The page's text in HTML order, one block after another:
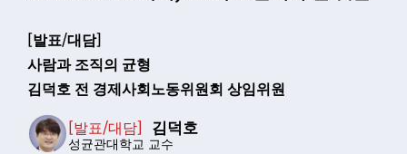
[발표/대담]
사람과 조직의 균형
김덕호 전 경제사회노동위원회 상임위원
[발표/대담] 김덕호
성균관대학교 교수